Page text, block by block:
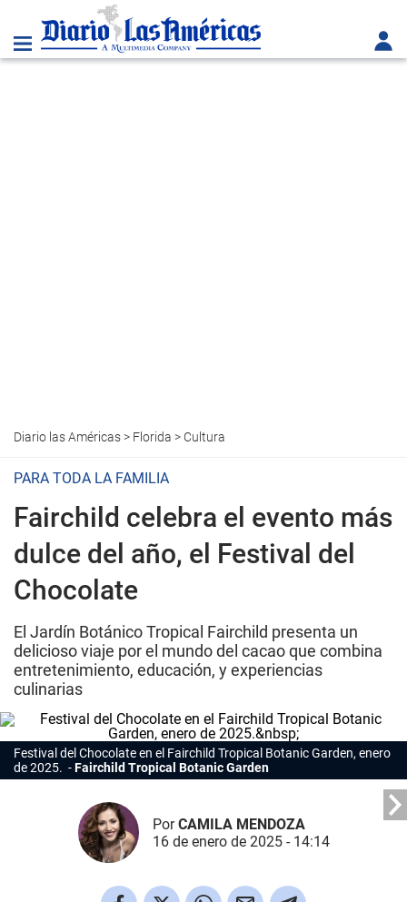
Diario las Américas> Florida > Cultura
PARA TODA LA FAMILIA
Fairchild celebra el evento más
dulce del año, el Festival del
Chocolate
El Jardín Botánico Tropical Fairchild presenta un
delicioso viaje por el mundo del cacao que combina
entretenimiento, educación, y experiencias
culinarias
Festival del Chocolate en el Fairchild Tropical Botanic Garden, enero
de 2025.
Fairchild Tropical Botanic Garden
PorCAMILA MENDOZA
16 de enero de 2025 - 14:14